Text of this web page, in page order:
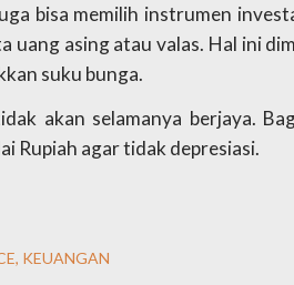
bisa memilih instrumen
uang asing atau valas. Hal ini
suku bunga.
akan selamanya berjaya.
Rupiah agar tidak depresiasi.
KEUANGAN